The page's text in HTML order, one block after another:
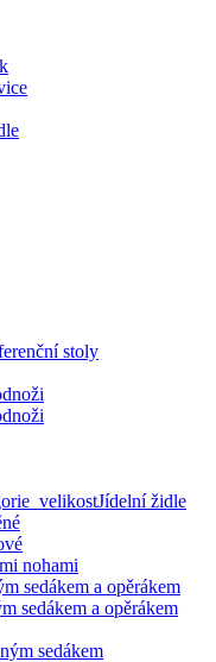
stoly
Jídelní židle
nohami
sedákem a opěrákem
sedákem a opěrákem
sedákem